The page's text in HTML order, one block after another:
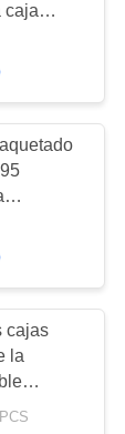
de
caja
cajas
la